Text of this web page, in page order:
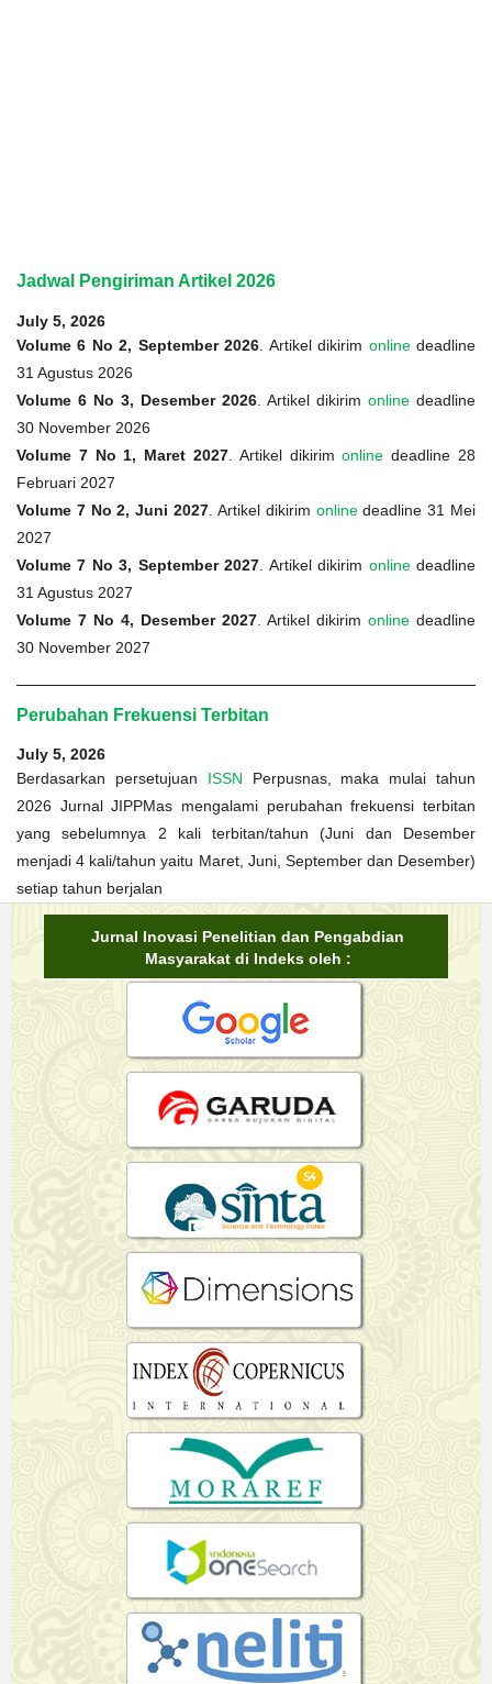
Jadwal Pengiriman Artikel 2026
July 5, 2026
Volume 6 No 2, September 2026 . Artikel dikirim onlinedeadline
31 Agustus 2026
Volume 6 No 3, Desember 2026 . Artikel dikirim online deadline
30 November 2026
Volume 7 No 1, Maret 2027 . Artikel dikirimonline deadline 28
Februari 2027
Volume 7 No 2, Juni 2027 . Artikel dikirim onlinedeadline 31 Mei
2027
Volume 7 No 3, September 2027 . Artikel dikirim onlinedeadline
31 Agustus 2027
Volume 7 No 4, Desember 2027 . Artikel dikirim online deadline
30 November 2027
Perubahan Frekuensi Terbitan
July 5, 2026
Berdasarkan persetujuan ISSN Perpusnas, maka mulai tahun
2026 Jurnal JIPPMas mengalami perubahan frekuensi terbitan
yang sebelumnya 2 kali terbitan/tahun (Juni dan Desember
menjadi 4 kali/tahun yaitu Maret, Juni, September dan Desember)
setiap tahun berjalan
Jurnal Inovasi Penelitian dan Pengabdian
Masyarakat di Indeks oleh :